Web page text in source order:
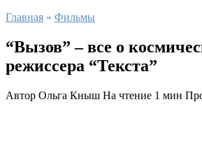
Главная » Фильмы
“Вызов” – все о
режиссера “Текста”
Автор Ольга Кныш На чтение 1 мин